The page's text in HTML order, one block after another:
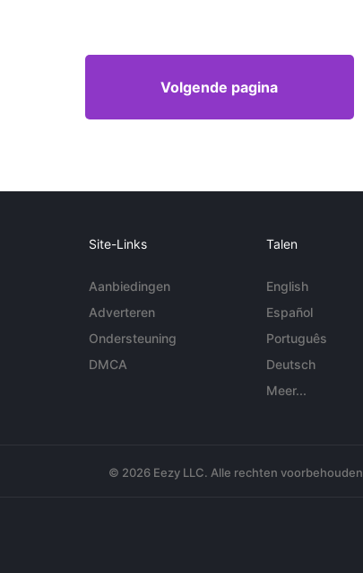
Volgende pagina
Site-Links
Aanbiedingen
Adverteren
Ondersteuning
DMCA
Talen
English
Español
Português
Deutsch
Meer...
© 2026 Eezy LLC. Alle rechten voorbehouden